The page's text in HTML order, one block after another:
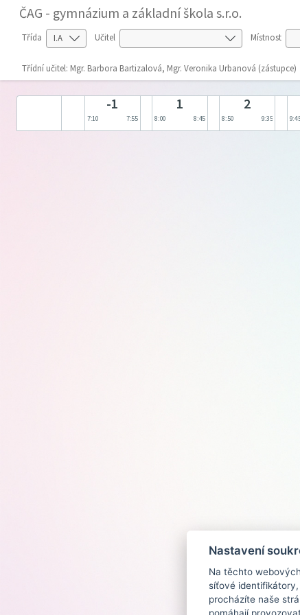
ČAG - gymnázium a základní škola s.r.o.
Třída Učitel Místnost
Třídní učitel: Mgr. Barbora Bartizalová, Mgr. Veronika Urbanová (zástupce)
-1
7:10 7:55
1
8:00 8:45
2
8:50 9:35
Nastavení
Na těchto
síťové
procházíte naše